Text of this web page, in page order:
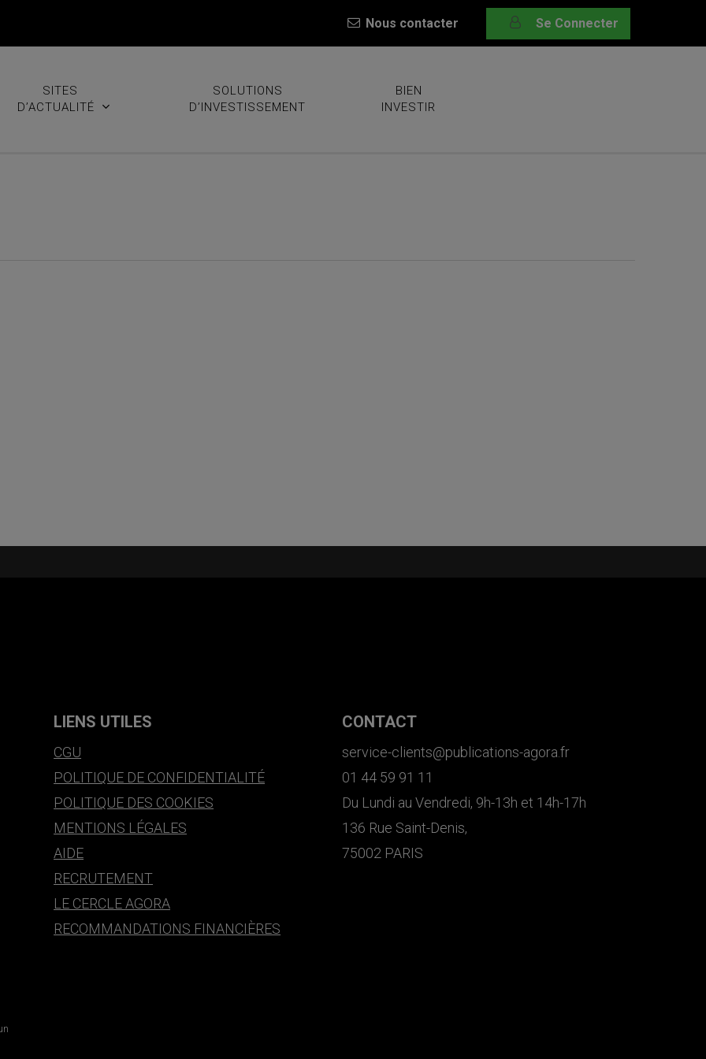
Nous contacter Se Connecter
SITES
D’ACTUALITÉ
SOLUTIONS
D’INVESTISSEMENT
BIEN
INVESTIR
LIENS UTILES
CGU
POLITIQUE DE CONFIDENTIALITÉ
POLITIQUE DES COOKIES
MENTIONS LÉGALES
AIDE
RECRUTEMENT
LE CERCLE AGORA
RECOMMANDATIONS FINANCIÈRES
CONTACT
service-clients@publications-agora.fr
01 44 59 91 11
Du Lundi au Vendredi, 9h-13h et 14h-17h
136 Rue Saint-Denis,
75002 PARIS